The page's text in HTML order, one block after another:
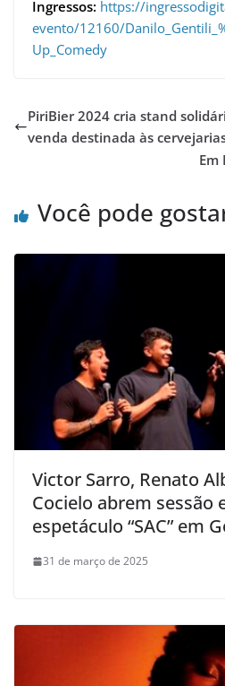
Ingressos: https://
evento/12160/
Up_Comedy
PiriBier 2024 cria stand
venda destinada às
Em
Você pode
Victor Sarro, Renato
Cocielo abrem sessão
espetáculo “SAC” em
31 de março de 2025